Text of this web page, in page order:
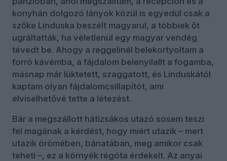
konyhán dolgozó lányok közül is egyedül csak a
szőke Linduska beszélt magyarul, a többiek őt
ugráltatták, ha véletlenül egy magyar vendég
tévedt be. Ahogy a reggelinél belekortyoltam a
forró kávémba, a fájdalom belenyilallt a fogamba,
másnap már lüktetett, szaggatott, és Linduskától
kaptam olyan fájdalomcsillapítót, ami
elviselhetővé tette a létezést.
Bár a megszállott hátizsákos utazó sosem teszi
fel magának a kérdést, hogy miért utazik – mert
utazik örömében, bánatában, meg amikor csak
teheti –, ez a környék régóta érdekelt. Az anyai